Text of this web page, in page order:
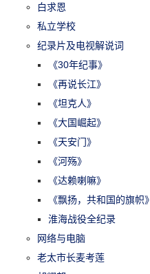
白求恩
私立学校
纪录片及电视解说词
《30年纪事》
《再说长江》
《坦克人》
《大国崛起》
《天安门》
《河殇》
《达赖喇嘛》
《飘扬，共和国的旗帜》
淮海战役全纪录
网络与电脑
老太市长麦考莲